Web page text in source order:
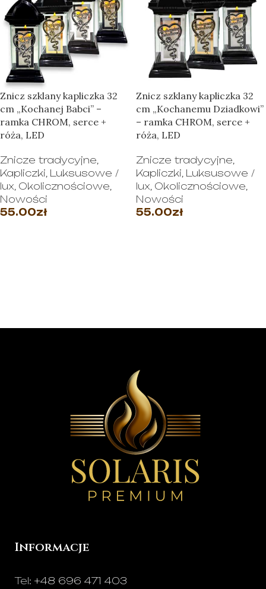
Znicz szklany kapliczka 32
cm „Kochanej Babci” –
ramka CHROM, serce +
róża, LED
Znicze tradycyjne,
Kapliczki, Luksusowe /
lux, Okolicznościowe,
Nowości
55.00zł
Znicz szklany kapliczka 32
cm „Kochanemu Dziadkowi”
– ramka CHROM, serce +
róża, LED
Znicze tradycyjne,
Kapliczki, Luksusowe /
lux, Okolicznościowe,
Nowości
55.00zł
Informacje
Tel: +48 696 471 403